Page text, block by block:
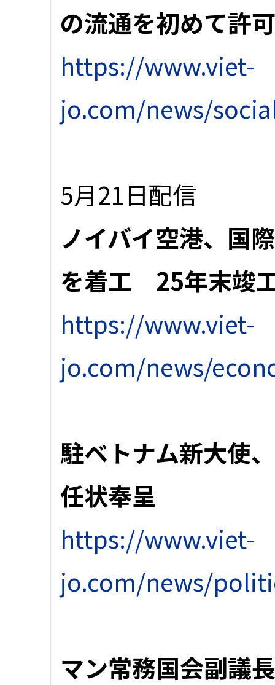
の流通を初めて許可
https://www.viet-
jo.com/news/
5月21日配信
ノイバイ空港、国
を着工 25年末竣
https://www.viet-
jo.com/news/
駐ベトナム新大使
任状奉呈
https://www.viet-
jo.com/news/
マン常務国会副議